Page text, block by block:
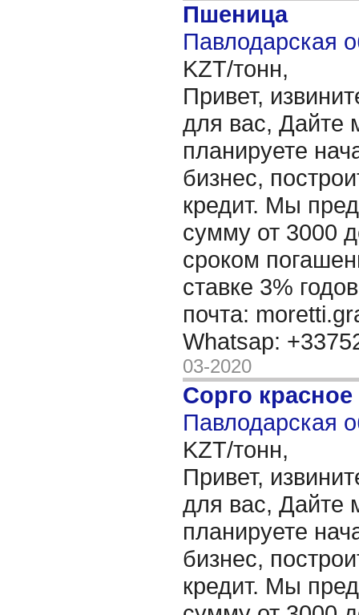
Пшеница
Павлодарская
KZT/тонн,
Привет,
для вас, Дайте
планируете
бизнес,
кредит. Мы
сумму от 3000
сроком
ставке 3%
почта:
Whatsap:
03-2020
Сорго красное
Павлодарская
KZT/тонн,
Привет,
для вас, Дайте
планируете
бизнес,
кредит. Мы